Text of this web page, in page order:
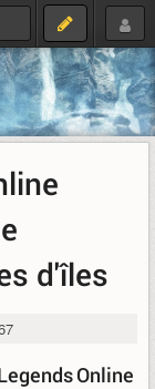
d'îles
Online